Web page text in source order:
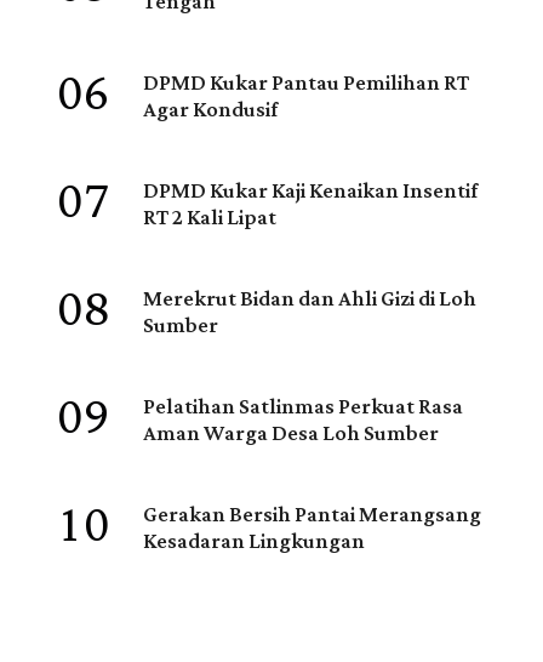
06 DPMD Kukar Pantau Pemilihan RT
Agar Kondusif
07 DPMD Kukar Kaji Kenaikan Insentif
RT 2 Kali Lipat
08 Merekrut Bidan dan Ahli Gizi di Loh
Sumber
09 Pelatihan Satlinmas Perkuat Rasa
Aman Warga Desa Loh Sumber
10 Gerakan Bersih Pantai Merangsang
Kesadaran Lingkungan